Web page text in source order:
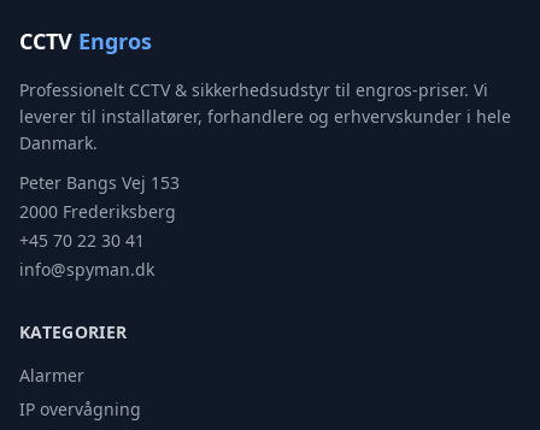
CCTV Engros
Professionelt CCTV & sikkerhedsudstyr til engros-priser. Vi
leverer til installatører, forhandlere og erhvervskunder i hele
Danmark.
Peter Bangs Vej 153
2000 Frederiksberg
+45 70 22 30 41
info@spyman.dk
KATEGORIER
Alarmer
IP overvågning